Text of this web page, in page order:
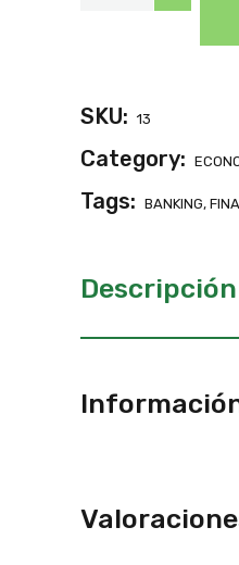
SKU: 13
Category:
Tags: BANKING,
Descripción